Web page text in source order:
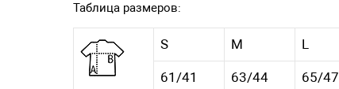
Таблица размеров:
S M L
61/41 63/44 65/47